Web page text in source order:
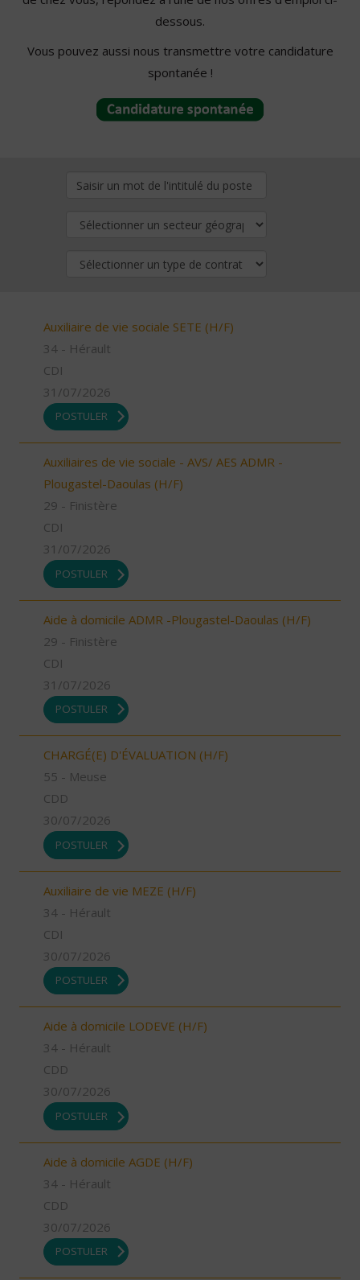
dessous.
Vous pouvez aussi nous transmettre votre candidature
spontanée !
Auxiliaire de vie sociale SETE (H/F)
34 - Hérault
CDI
31/07/2026
POSTULER
Auxiliaires de vie sociale - AVS/ AES ADMR -
Plougastel-Daoulas (H/F)
29 - Finistère
CDI
31/07/2026
POSTULER
Aide à domicile ADMR -Plougastel-Daoulas (H/F)
29 - Finistère
CDI
31/07/2026
POSTULER
CHARGÉ(E) D'ÉVALUATION (H/F)
55 - Meuse
CDD
30/07/2026
POSTULER
Auxiliaire de vie MEZE (H/F)
34 - Hérault
CDI
30/07/2026
POSTULER
Aide à domicile LODEVE (H/F)
34 - Hérault
CDD
30/07/2026
POSTULER
Aide à domicile AGDE (H/F)
34 - Hérault
CDD
30/07/2026
POSTULER